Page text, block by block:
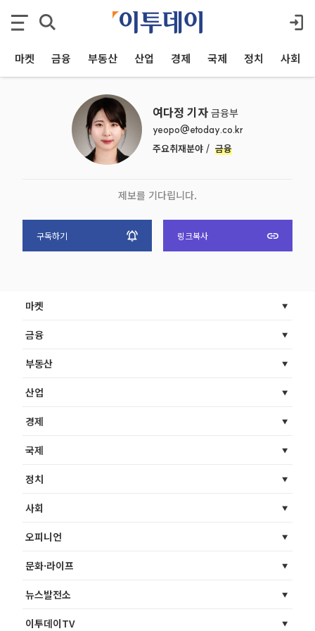
마켓 금융 부동산 산업 경제 국제 정치 사회
여다정 기자 금융부
yeopo@etoday.co.kr
주요취재분야 / 금융
제보를 기다립니다.
구독하기 링크복사
마켓
금융
부동산
산업
경제
국제
정치
사회
오피니언
문화·라이프
뉴스발전소
이투데이TV